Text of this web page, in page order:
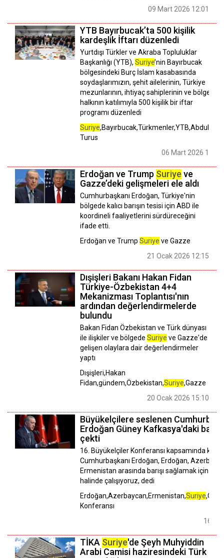
09 Mart 2026 12:01
YTB Bayırbucak’ta 500 kişilik
kardeşlik İftarı düzenledi
Yurtdışı Türkler ve Akraba Topluluklar
Başkanlığı (YTB), Suriye’nin Bayırbucak
bölgesindeki Burç İslam kasabasında
soydaşlarımızın, şehit ailelerinin, Türkiye
mezunlarının, ihtiyaç sahiplerinin ve bölge
halkının katılımıyla 500 kişilik bir iftar
programı düzenledi
Suriye,Bayırbucak,Türkmenler,YTB,Abdulhadi
Turus
06 Mart 2026 16:02
Erdoğan ve Trump Suriye ve
Gazze’deki gelişmeleri ele aldı
Cumhurbaşkanı Erdoğan, Türkiye'nin
bölgede kalıcı barışın tesisi için ABD ile
koordineli faaliyetlerini sürdüreceğini
ifade etti.
Erdoğan ve Trump Suriye ve Gazze
21 Ocak 2026 12:15
Dışişleri Bakanı Hakan Fidan
Türkiye-Özbekistan 4+4
Mekanizması Toplantısı'nın
ardından değerlendirmelerde
bulundu
Bakan Fidan Özbekistan ve Türk dünyası
ile ilişkiler ve bölgede Suriye ve Gazze'de
gelişen olaylara dair değerlendirmeler
yaptı
Dışişleri,Hakan
Fidan,gündem,Özbekistan,Suriye,Gazze
20 Ocak 2026 15:10
Büyükelçilere seslenen
Erdoğan Güney Kafkasya'daki
çekti
16. Büyükelçiler Konferansı kapsamında
Cumhurbaşkanı Erdoğan, Erdoğan,
Ermenistan arasında barışı sağlamak için
halinde çalışıyoruz, dedi
Erdoğan,Azerbaycan,Ermenistan,Suriye
Konferansı
16
TİKA Suriye'de Şeyh Muhyiddin
Arabi Camisi haziresindeki Türk